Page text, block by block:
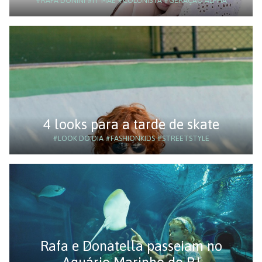
4 looks para a tarde de skate
#LOOK DO DIA#FASHIONKIDS#STREETSTYLE
Rafa e Donatella passeiam no